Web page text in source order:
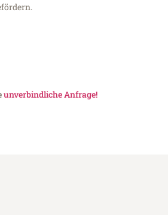
unverbindliche Anfrage!